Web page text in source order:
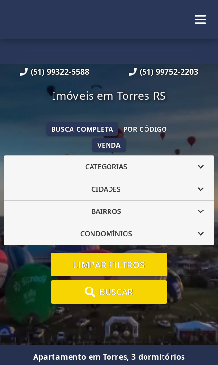
(51) 99322-5588 (51) 99752-2203
Imóveis em Torres RS
VENDA
BUSCA COMPLETA POR CÓDIGO
CATEGORIAS
CIDADES
BAIRROS
CONDOMÍNIOS
LIMPAR FILTROS
BUSCAR
Apartamento em Torres, 3 dormitórios